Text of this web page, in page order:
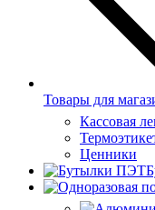
Товары для
Кассовая
Ценники